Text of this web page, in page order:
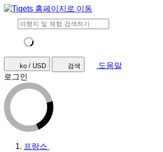
ko / USD 검색
도움말
로그인
프랑스